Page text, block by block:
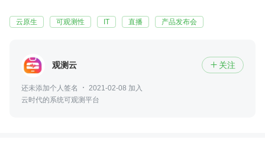
云原生 可观测性 IT 直播 产品发布会
观测云  关注
还未添加个人签名
2021-02-08 加入
云时代的系统可观测平台